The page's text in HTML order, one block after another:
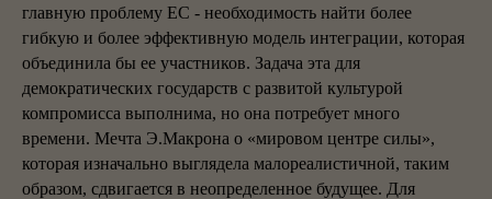
главную проблему ЕС - необходимость найти более
гибкую и более эффективную модель интеграции, которая
объединила бы ее участников. Задача эта для
демократических государств с развитой культурой
компромисса выполнима, но она потребует много
времени. Мечта Э.Макрона о «мировом центре силы»,
которая изначально выглядела малореалистичной, таким
образом, сдвигается в неопределенное будущее. Для